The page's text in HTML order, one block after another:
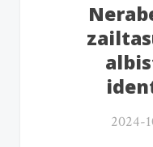
2024-